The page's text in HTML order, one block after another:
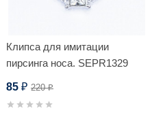
Клипса для имитации
пирсинга носа. SEPR1329
85 ₽ 220₽